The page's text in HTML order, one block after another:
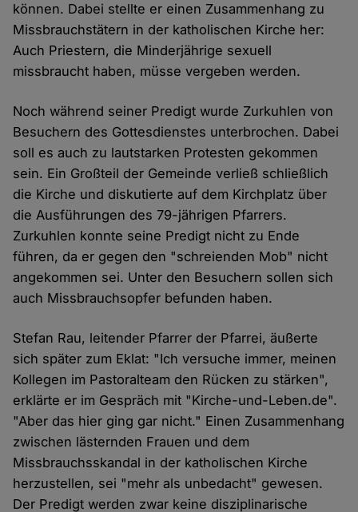
können. Dabei stellte er einen Zusammenhang zu
Missbrauchstätern in der katholischen Kirche her:
Auch Priestern, die Minderjährige sexuell
missbraucht haben, müsse vergeben werden.
Noch während seiner Predigt wurde Zurkuhlen von
Besuchern des Gottesdienstes unterbrochen. Dabei
soll es auch zu lautstarken Protesten gekommen
sein. Ein Großteil der Gemeinde verließ schließlich
die Kirche und diskutierte auf dem Kirchplatz über
die Ausführungen des 79-jährigen Pfarrers.
Zurkuhlen konnte seine Predigt nicht zu Ende
führen, da er gegen den "schreienden Mob" nicht
angekommen sei. Unter den Besuchern sollen sich
auch Missbrauchsopfer befunden haben.
Stefan Rau, leitender Pfarrer der Pfarrei, äußerte
sich später zum Eklat: "Ich versuche immer, meinen
Kollegen im Pastoralteam den Rücken zu stärken",
erklärte er im Gespräch mit "Kirche-und-Leben.de".
"Aber das hier ging gar nicht." Einen Zusammenhang
zwischen lästernden Frauen und dem
Missbrauchsskandal in der katholischen Kirche
herzustellen, sei "mehr als unbedacht" gewesen.
Der Predigt werden zwar keine disziplinarische